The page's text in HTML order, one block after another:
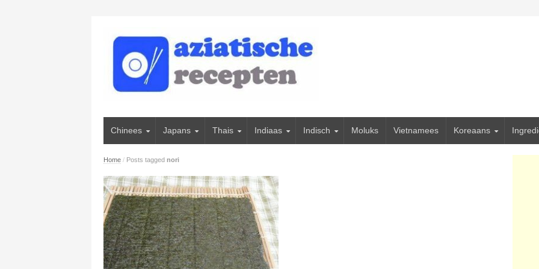
Chinees Japans Thais Indiaas Indisch Moluks Vietnamees Koreaans
Home / Posts tagged nori